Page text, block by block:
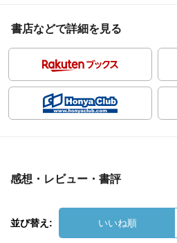
書店などで詳細を見る
感想・レビュー・書評
並び替え: いいね順